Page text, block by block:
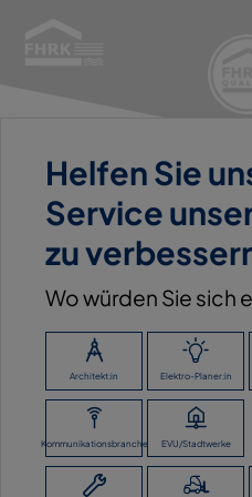
Helfen Sie
Service
zu
Wo würden Sie sich
Architekt:in Elektro-Planer:in
Kommunikationsbranche EVU/Stadtwerke
11. März 2025
HTI
ZURÜCK ZUR ÜBERSICHT